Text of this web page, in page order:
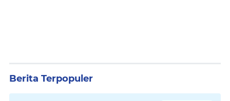
Berita Terpopuler